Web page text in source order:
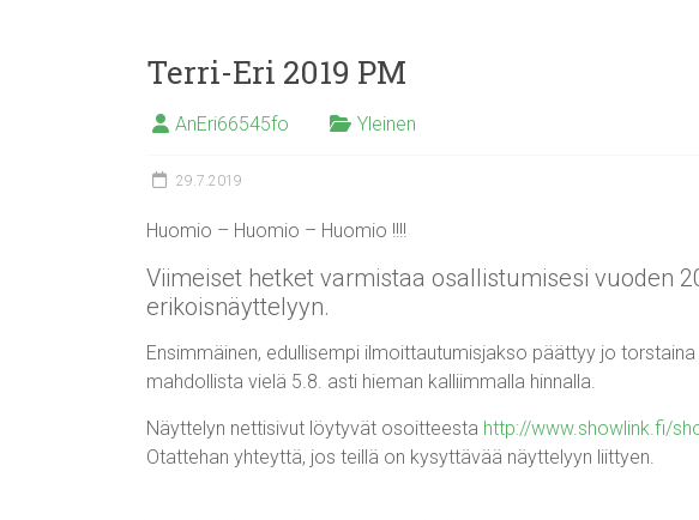
Terri-Eri 2019 PM
AnEri66545fo Yleinen
29.7.2019
Huomio – Huomio – Huomio !!!!
Viimeiset hetket varmistaa osallistumisesi vuoden
erikoisnäyttelyyn.
Ensimmäinen, edullisempi ilmoittautumisjakso päättyy jo
mahdollista vielä 5.8. asti hieman kalliimmalla hinnalla.
Näyttelyn nettisivut löytyvät osoitteesta http://www.showlink.fi/
Otattehan yhteyttä, jos teillä on kysyttävää näyttelyyn liittyen.